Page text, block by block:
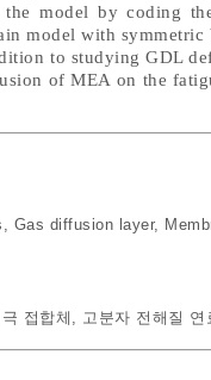
model by coding
model with
to studying GDL
of MEA on the
, Gas diffusion layer,
접합체, 고분자 전해질 연